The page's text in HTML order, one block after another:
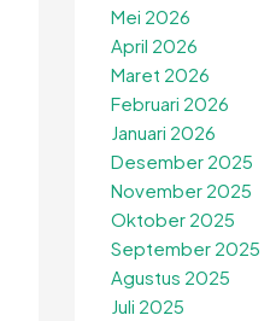
Mei 2026
April 2026
Maret 2026
Februari 2026
Januari 2026
Desember 2025
November 2025
Oktober 2025
September 2025
Agustus 2025
Juli 2025